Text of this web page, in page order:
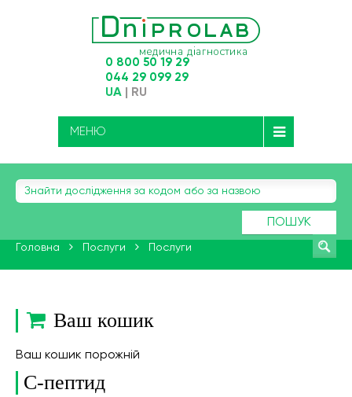
0 800 50 19 29
044 29 099 29
UA RU
МЕНЮ
ПОШУК
Головна Послуги Послуги
Ваш кошик
Ваш кошик порожній
С-пептид